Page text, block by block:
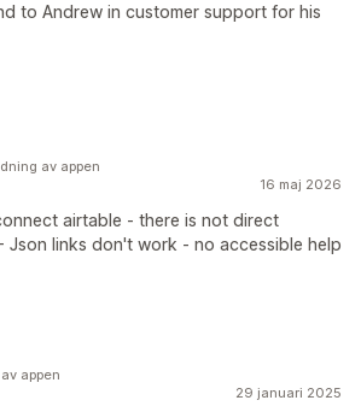
to Andrew in customer support for his
16 maj 2026
airtable - there is not direct
Json links don't work - no accessible help
av appen
29 januari 2025
appen